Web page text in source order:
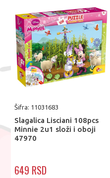
Šifra: 11031683
Slagalica Lisciani 108pcs
Minnie 2u1 složi i oboji
47970
649 RSD